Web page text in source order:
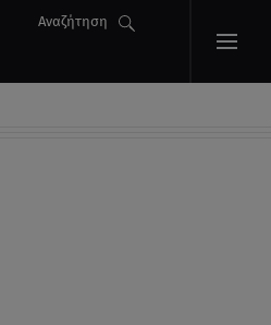
Αναζήτηση